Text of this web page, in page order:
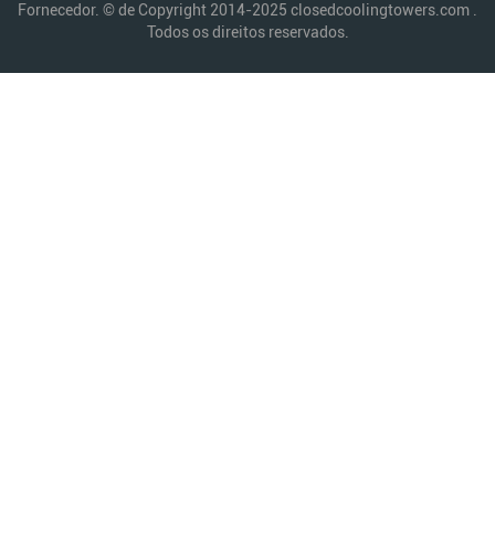
Fornecedor. © de Copyright 2014-2025 closedcoolingtowers.com .
Todos os direitos reservados.